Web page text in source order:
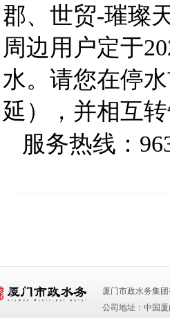
郡、世贸-璀璨
周边用户定于
水。请您在停
延），并相互
服务热线：
厦门市政水务集团
公司地址：中国